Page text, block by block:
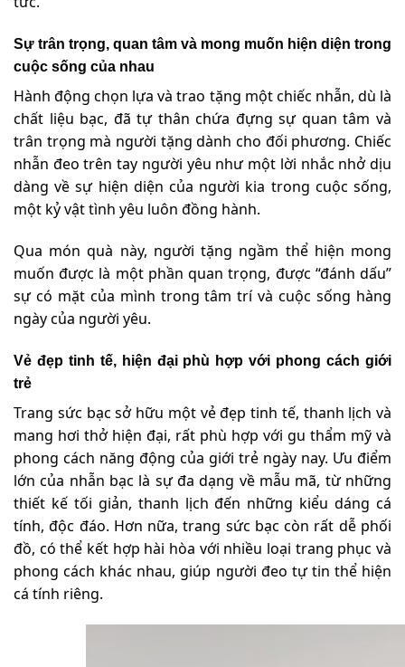
Sự trân trọng, quan tâm và mong muốn hiện diện trong
cuộc sống của nhau
Hành động chọn lựa và trao tặng một chiếc nhẫn, dù là
chất liệu bạc, đã tự thân chứa đựng sự quan tâm và
trân trọng mà người tặng dành cho đối phương. Chiếc
nhẫn đeo trên tay người yêu như một lời nhắc nhở dịu
dàng về sự hiện diện của người kia trong cuộc sống,
một kỷ vật tình yêu luôn đồng hành.
Qua món quà này, người tặng ngầm thể hiện mong
muốn được là một phần quan trọng, được “đánh dấu”
sự có mặt của mình trong tâm trí và cuộc sống hàng
ngày của người yêu.
Vẻ đẹp tinh tế, hiện đại phù hợp với phong cách giới
trẻ
Trang sức bạc sở hữu một vẻ đẹp tinh tế, thanh lịch và
mang hơi thở hiện đại, rất phù hợp với gu thẩm mỹ và
phong cách năng động của giới trẻ ngày nay. Ưu điểm
lớn của nhẫn bạc là sự đa dạng về mẫu mã, từ những
thiết kế tối giản, thanh lịch đến những kiểu dáng cá
tính, độc đáo. Hơn nữa, trang sức bạc còn rất dễ phối
đồ, có thể kết hợp hài hòa với nhiều loại trang phục và
phong cách khác nhau, giúp người đeo tự tin thể hiện
cá tính riêng.